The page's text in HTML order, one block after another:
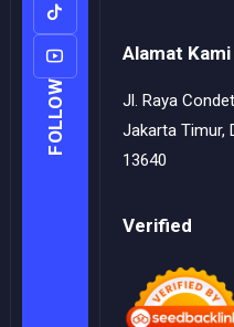
FOLLOW
Alamat Kami
Jl. Raya
Jakarta Timur,
13640
Verified